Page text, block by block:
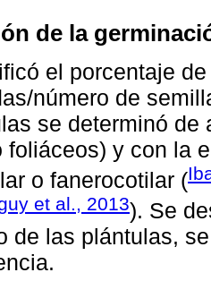
de la
el porcentaje
número de
se determinó
foliáceos) y con la
o fanerocotilar (
et al., 2013). Se
de las plántulas,